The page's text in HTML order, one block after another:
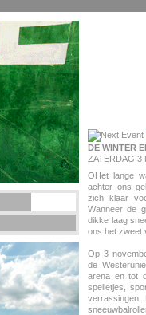
DE WINTER
ZATERDAG 3
OHet lange
achter ons
zich klaar
Wanneer de
dikke laag
ons het zweet
Op 3
de
arena en tot
spelletjes,
verrassingen.